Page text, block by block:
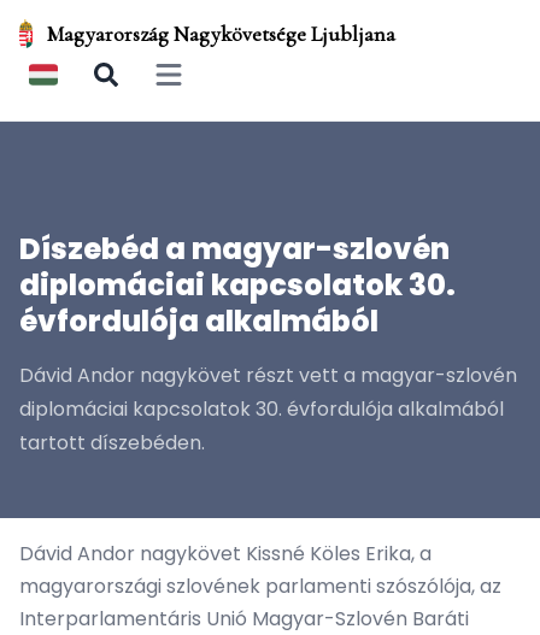
Magyarország Nagykövetsége Ljubljana
Open main menu
Díszebéd a magyar-szlovén
diplomáciai kapcsolatok 30.
évfordulója alkalmából
Dávid Andor nagykövet részt vett a magyar-szlovén
diplomáciai kapcsolatok 30. évfordulója alkalmából
tartott díszebéden.
Dávid Andor nagykövet Kissné Köles Erika, a
magyarországi szlovének parlamenti szószólója, az
Interparlamentáris Unió Magyar-Szlovén Baráti